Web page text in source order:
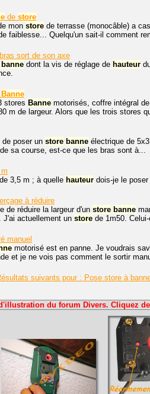
de store
mon store de terrasse (monocâble) a
faiblesse... Quelqu'un sait-il comment
sort de son axe
banne dont la vis de réglage de hauteur
Banne
stores Banne motorisés, coffre intégral
m de largeur. Alors que les trois stores
poser un store banne électrique de
sa course, est-ce que les bras sont à...
de 3,5 m ; à quelle hauteur dois-je le poser
à réduire
de réduire la largeur d'un store banne
J'ai actuellement un store de 1m50.
manuel
motorisé est en panne. Je voudrais
et je ne vois pas comment le sortir
suivants pour : Pose store à
du forum Divers. Cliquez